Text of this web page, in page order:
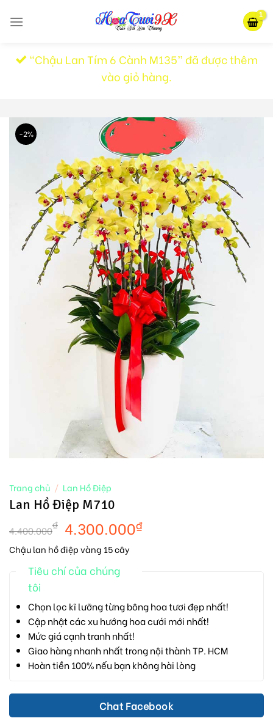
“Chậu Lan Tím 6 Cành M135” đã được thêm
vào giỏ hàng.
-2%
Trang chủ / Lan Hồ Điệp
Lan Hồ Điệp M710
4.400.000₫ 4.300.000₫
Chậu lan hồ điệp vàng 15 cây
Tiêu chí của chúng
tôi
Chọn lọc kĩ lưỡng từng bông hoa tươi đẹp nhất!
Cập nhật các xu hướng hoa cưới mới nhất!
Mức giá cạnh tranh nhất!
Giao hàng nhanh nhất trong nội thành TP. HCM
Hoàn tiền 100% nếu bạn không hài lòng
Chat Facebook